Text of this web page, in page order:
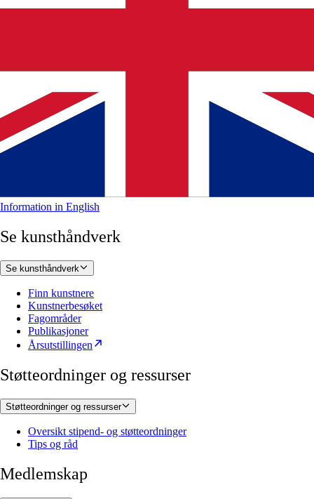
Information in English
Se kunsthåndverk
Se kunsthåndverk
Finn kunstnere
Kunstnerbesøket
Fagområder
Publikasjoner
Årsutstillingen
Støtteordninger og ressurser
Støtteordninger og ressurser
Oversikt stipend- og støtteordninger
Tips og råd
Medlemskap